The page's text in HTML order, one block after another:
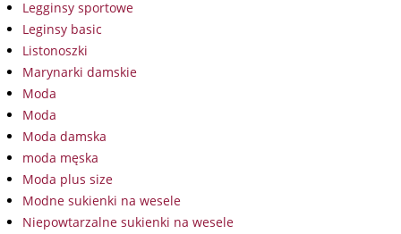
Legginsy sportowe
Leginsy basic
Listonoszki
Marynarki damskie
Moda
Moda
Moda damska
moda męska
Moda plus size
Modne sukienki na wesele
Niepowtarzalne sukienki na wesele